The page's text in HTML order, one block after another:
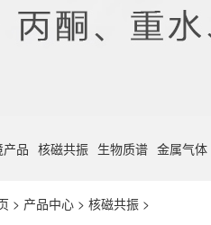
品 核磁共振 生物质谱 金属气体
> 产品中心 > 核磁共振 >